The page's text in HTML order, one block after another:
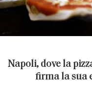
Napoli, dove la
firma la sua